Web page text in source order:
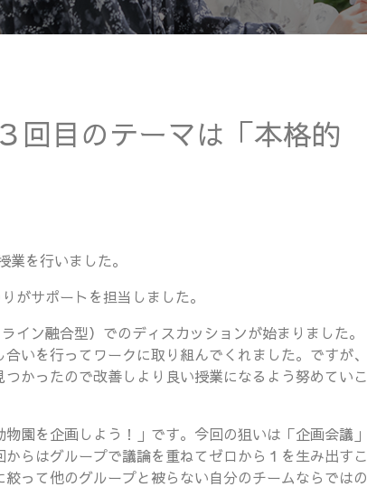
回目のテーマは「本格的
を行いました。
がサポートを担当しました。
イン融合型）でのディスカッションが始まりました。
いを行ってワークに取り組んでくれました。ですが、
かったので改善しより良い授業になるよう努めていこ
園を企画しよう！」です。今回の狙いは「企画会議」
らはグループで議論を重ねてゼロから１を生み出すこ
って他のグループと被らない自分のチームならではの